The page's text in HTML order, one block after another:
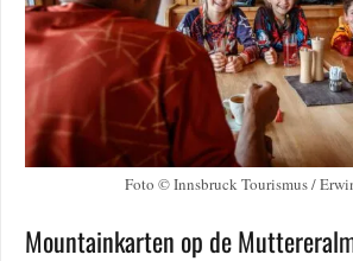
Foto © Innsbruck Tourismus /
Mountainkarten op de